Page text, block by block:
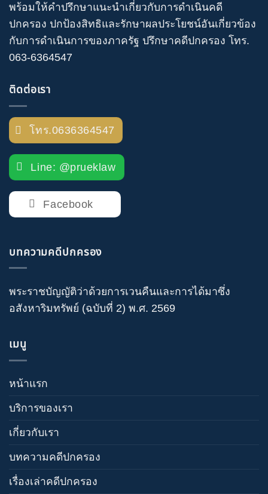
พร้อมให้คำปรึกษาแนะนำเกี่ยวกับการดำเนินคดี
ปกครอง ปกป้องสิทธิและรักษาผลประโยชน์อันเกี่ยวข้อง
กับการดำเนินการของภาครัฐ ปรึกษาคดีปกครอง โทร.
063-6364547
ติดต่อเรา
โทร.0636364547
Line: @prueklaw
Facebook
บทความคดีปกครอง
พระราชบัญญัติว่าด้วยการเวนคืนและการได้มาซึ่ง
อสังหาริมทรัพย์ (ฉบับที่ 2) พ.ศ. 2569
เมนู
หน้าแรก
บริการของเรา
เกี่ยวกับเรา
บทความคดีปกครอง
เรื่องเล่าคดีปกครอง